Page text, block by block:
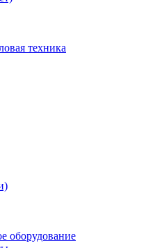
техника
оборудование